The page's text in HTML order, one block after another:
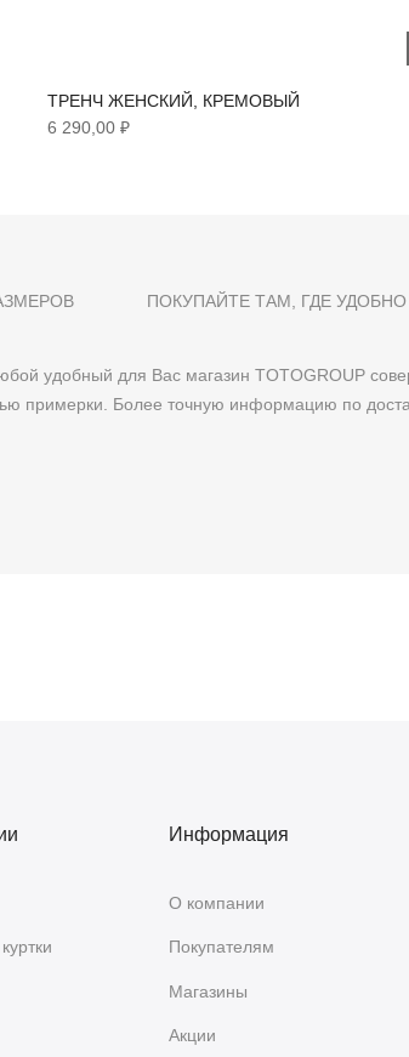
ТРЕНЧ ЖЕНСКИЙ, КРЕМОВЫЙ
6 290,00 ₽
удобный для Вас магазин TOTOGROUP
примерки. Более точную информацию по
ПОКУПАЙТЕ ТАМ, ГДЕ УДОБНО
Информация
О компании
Покупателям
Магазины
Акции